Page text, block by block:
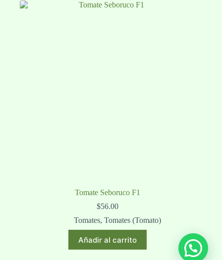
Tomate Seboruco F1
$56.00
Tomates,Tomates (Tomato)
Añadir al carrito